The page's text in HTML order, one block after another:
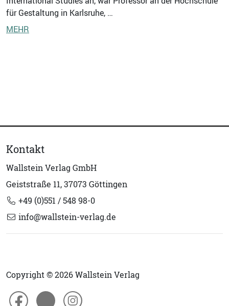
für Gestaltung in Karlsruhe, …
MEHR
Kontakt
Wallstein Verlag GmbH
Geiststraße 11, 37073 Göttingen
+49 (0)551 / 548 98-0
info@wallstein-verlag.de
Copyright © 2026 Wallstein Verlag